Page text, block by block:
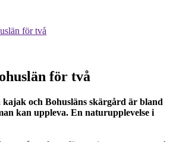
för två
för två
och Bohusläns skärgård är bland
kan uppleva. En naturupplevelse i